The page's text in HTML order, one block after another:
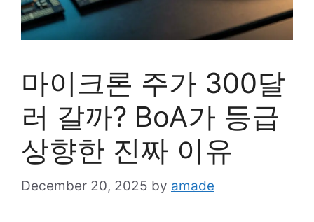
마이크론 주가 300달
러 갈까? BoA가 등급
상향한 진짜 이유
December 20, 2025 by amade